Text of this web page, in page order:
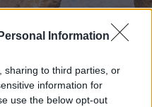
Information
sharing to third parties, or
information for
use the below opt-out